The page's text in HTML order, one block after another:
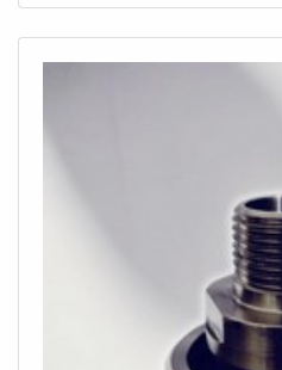
que há de melhor no ramo de
possíveis por contar com
são realizadas as atividades e
atender todas as demandas.
equipe multidisciplinar de
de alta qualidade, garantem